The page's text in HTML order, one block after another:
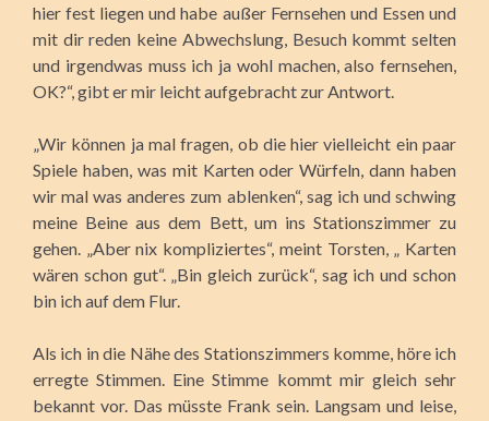
hier fest liegen und habe außer Fernsehen und Essen und
mit dir reden keine Abwechslung, Besuch kommt selten
und irgendwas muss ich ja wohl machen, also fernsehen,
OK?“, gibt er mir leicht aufgebracht zur Antwort.
„Wir können ja mal fragen, ob die hier vielleicht ein paar
Spiele haben, was mit Karten oder Würfeln, dann haben
wir mal was anderes zum ablenken“, sag ich und schwing
meine Beine aus dem Bett, um ins Stationszimmer zu
gehen. „Aber nix kompliziertes“, meint Torsten, „ Karten
wären schon gut“. „Bin gleich zurück“, sag ich und schon
bin ich auf dem Flur.
Als ich in die Nähe des Stationszimmers komme, höre ich
erregte Stimmen. Eine Stimme kommt mir gleich sehr
bekannt vor. Das müsste Frank sein. Langsam und leise,